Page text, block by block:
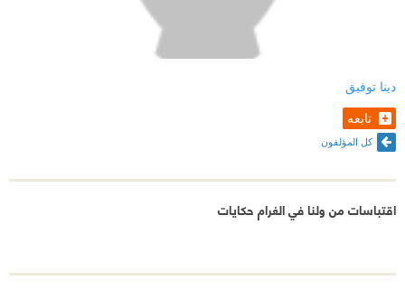
دينا توفيق
تابعه
كل المؤلفون
اقتباسات من ولنا في الغرام حكايات